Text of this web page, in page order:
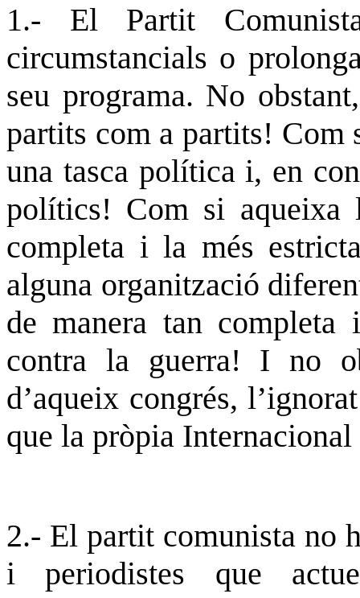
1.- El Partit
circumstancials o
seu programa. No
partits com a partits! Com
una tasca política i, en
polítics! Com si aqueixa
completa i la més
alguna organització
de manera tan
contra la guerra! I no
d’aqueix congrés,
que la pròpia
2.- El partit comunista no
i periodistes que